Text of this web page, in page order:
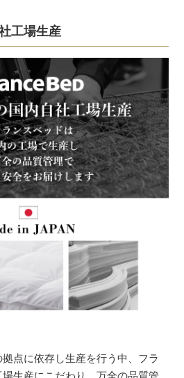
工場生産
点に依存し生産を行う中、フラ